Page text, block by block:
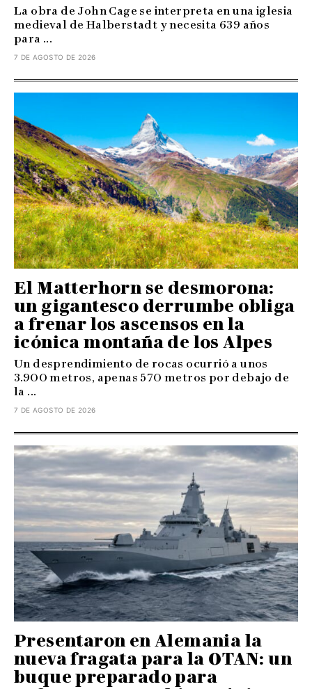
La obra de John Cage se interpreta en una iglesia
medieval de Halberstadt y necesita 639 años
para ...
7 DE AGOSTO DE 2026
El Matterhorn se desmorona:
un gigantesco derrumbe obliga
a frenar los ascensos en la
icónica montaña de los Alpes
Un desprendimiento de rocas ocurrió a unos
3.900 metros, apenas 570 metros por debajo de
la ...
7 DE AGOSTO DE 2026
Presentaron en Alemania la
nueva fragata para la OTAN: un
buque preparado para